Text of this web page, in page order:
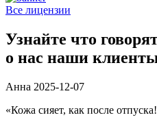
Все лицензии
Узнайте что
о нас наши
Анна 2025-12-07
«Кожа сияет, как после